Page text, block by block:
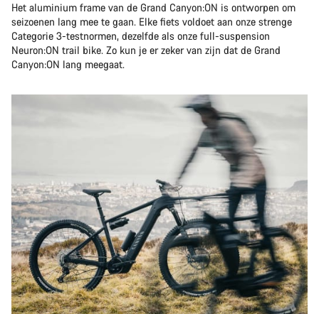
Het aluminium frame van de Grand Canyon:ON is ontworpen om
seizoenen lang mee te gaan. Elke fiets voldoet aan onze strenge
Categorie 3-testnormen, dezelfde als onze full-suspension
Neuron:ON trail bike. Zo kun je er zeker van zijn dat de Grand
Canyon:ON lang meegaat.